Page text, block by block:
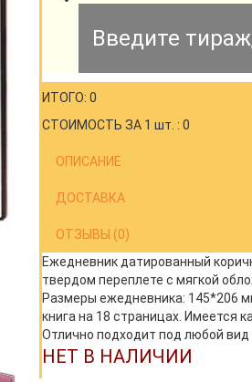
Введите
ИТОГО: 0
СТОИМОСТЬ ЗА 1 шт. : 0
ОПИСАНИЕ
ДОСТАВКА
ОТЗЫВЫ (0)
Ежедневник датированный
твердом переплете с мягкой
Размеры ежедневника: 145*206
книга на 18 страницах. Имеется
Отлично подходит под любой
НЕТ В НАЛИЧИИ